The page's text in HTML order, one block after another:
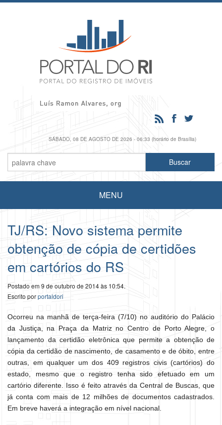
SÁBADO, 08 DE AGOSTO DE 2026 - 06:33 (horário de Brasília)
MENU
TJ/RS: Novo sistema permite
obtenção de cópia de certidões
em cartórios do RS
Postado em 9 de outubro de 2014 às 10:54.
Escrito porportaldori
Ocorreu na manhã de terça-feira (7/10) no auditório do Palácio
da Justiça, na Praça da Matriz no Centro de Porto Alegre, o
lançamento da certidão eletrônica que permite a obtenção de
cópia da certidão de nascimento, de casamento e de óbito, entre
outras, em qualquer um dos 409 registros civis (cartórios) do
estado, mesmo que o registro tenha sido efetuado em um
cartório diferente. Isso é feito através da Central de Buscas, que
já conta com mais de 12 milhões de documentos cadastrados.
Em breve haverá a integração em nível nacional.